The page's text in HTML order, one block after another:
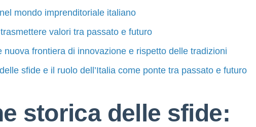
mondo imprenditoriale italiano
valori tra passato e futuro
nuova frontiera di innovazione e rispetto delle tradizioni
sfide e il ruolo dell’Italia come ponte tra passato e futuro
storica delle sfide: